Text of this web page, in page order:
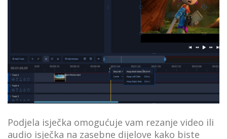
Podjela isječka omogućuje vam rezanje video ili
audio isječka na zasebne dijelove kako biste